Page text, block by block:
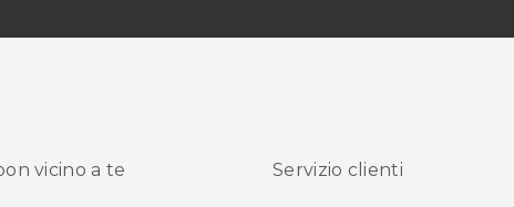
vicino a te Servizio clienti